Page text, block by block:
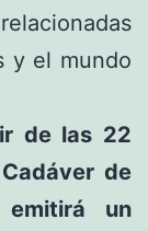
y el mundo
de las 22
de
un